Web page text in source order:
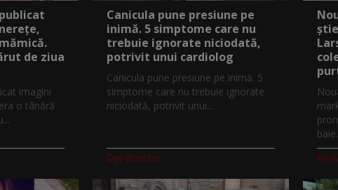
de ziua
imagini
o tânără
Canicula pune presiune pe
inimă. 5 simptome care nu
trebuie ignorate niciodată,
potrivit unui cardiolog
Canicula pune presiune pe inimă. 5
simptome care nu trebuie ignorate
niciodată, potrivit unui...
Digi-World.tv